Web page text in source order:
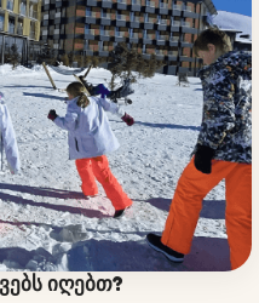
იღებთ?